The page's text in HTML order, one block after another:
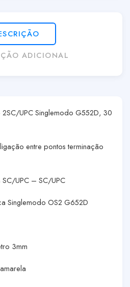
ADICIONAL
UPC Singlemodo G552D, 30
entre pontos terminação
UPC – SC/UPC
Singlemodo OS2 G652D
3mm